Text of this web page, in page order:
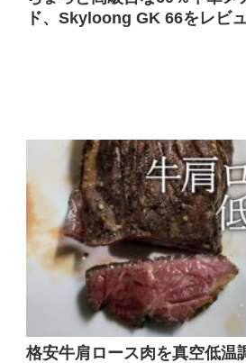
ド、Skyloong GK 66をレビュ
格安牛肩ロース肉を真空低温